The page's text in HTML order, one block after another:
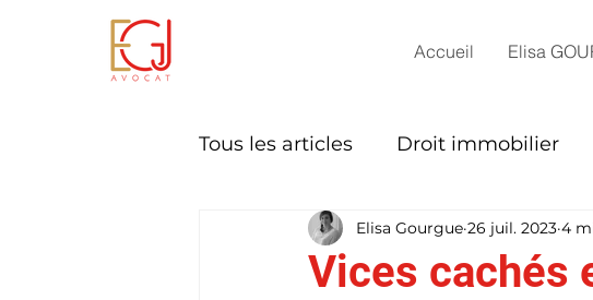
Accueil Elisa
Tous les articles Droit immobilier
Baux d'habitation et commerciaux
Vices cachés
Elisa Gourgue 26 juil. 2023 4